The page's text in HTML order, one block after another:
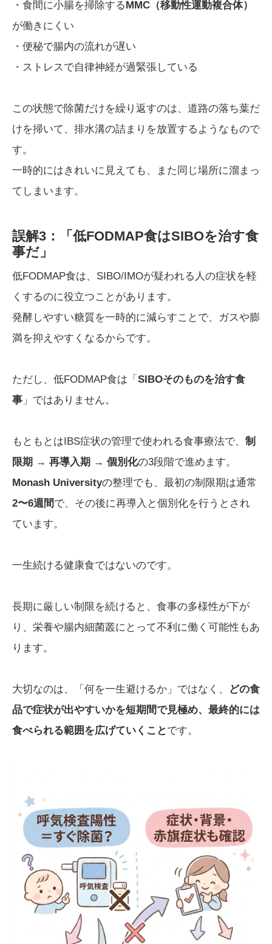
・食間に小腸を掃除するMMC（移動性運動複合体）
が働きにくい
・便秘で腸内の流れが遅い
・ストレスで自律神経が過緊張している
この状態で除菌だけを繰り返すのは、道路の落ち葉だ
けを掃いて、排水溝の詰まりを放置するようなもので
す。
一時的にはきれいに見えても、また同じ場所に溜まっ
てしまいます。
誤解3：「低FODMAP食はSIBOを治す食
事だ」
低FODMAP食は、SIBO/IMOが疑われる人の症状を軽
くするのに役立つことがあります。
発酵しやすい糖質を一時的に減らすことで、ガスや膨
満を抑えやすくなるからです。
ただし、低FODMAP食は「 SIBOそのものを治す食
事 」ではありません。
もともとはIBS症状の管理で使われる食事療法で、 制
限期 → 再導入期 → 個別化の3段階で進めます。
Monash Universityの整理でも、最初の制限期は通常
2〜6週間で、その後に再導入と個別化を行うとされ
ています。
一生続ける健康食ではないのです。
長期に厳しい制限を続けると、食事の多様性が下が
り、栄養や腸内細菌叢にとって不利に働く可能性もあ
ります。
大切なのは、「何を一生避けるか」ではなく、
どの食
品で症状が出やすいかを短期間で見極め、最終的には
食べられる範囲を広げていくこと です。